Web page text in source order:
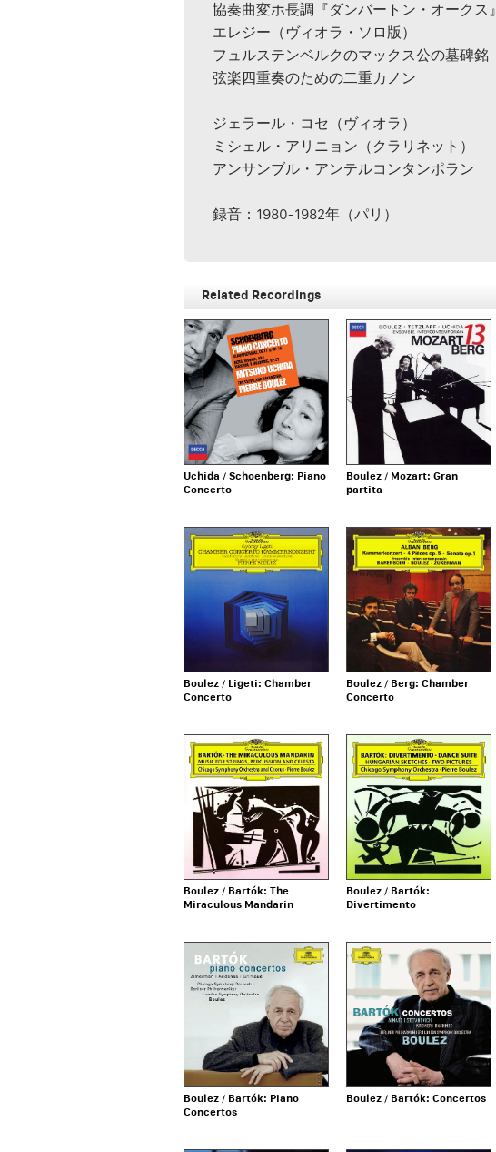
協奏曲変ホ長調『ダンバートン・オークス』
エレジー（ヴィオラ・ソロ版）
フュルステンベルクのマックス公の墓碑銘
弦楽四重奏のための二重カノン
ジェラール・コセ（ヴィオラ）
ミシェル・アリニョン（クラリネット）
アンサンブル・アンテルコンタンポラン
録音：1980-1982年（パリ）
Related Recordings
Uchida / Schoenberg: Piano
Concerto
Boulez / Mozart: Gran
partita
Boulez / Ligeti: Chamber
Concerto
Boulez / Berg: Chamber
Concerto
Boulez / Bartók: The
Miraculous Mandarin
Boulez / Bartók:
Divertimento
Boulez / Bartók: Piano
Concertos
Boulez / Bartók: Concertos